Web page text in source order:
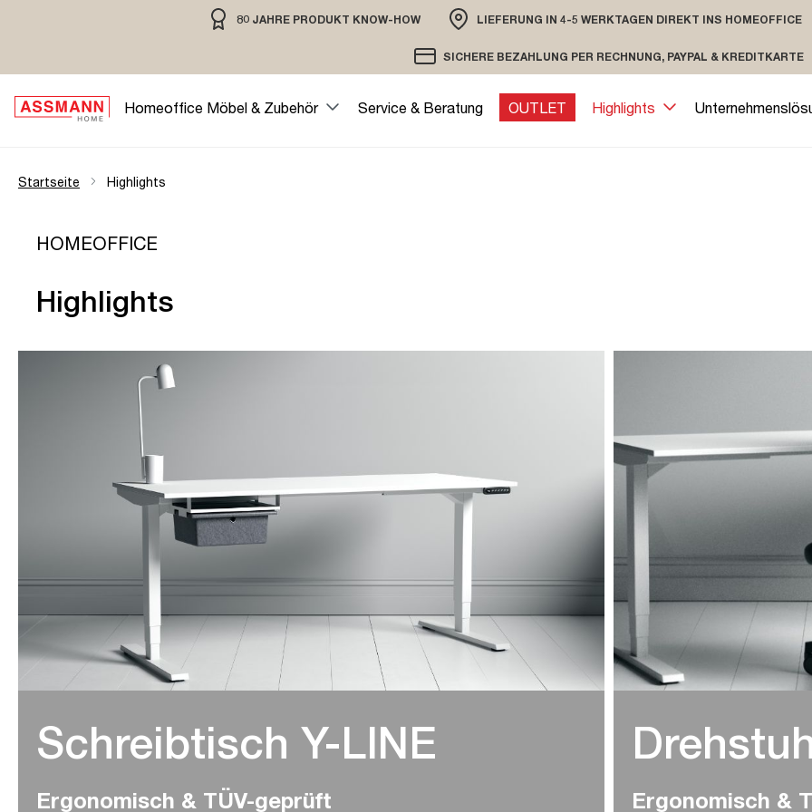
Zur Hauptnavigation springen80 JAHRE PRODUKT KNOW-HOW
80 JAHRE MÖBELBAU MIT TRADITION
LIEFERUNG IN 4-5 WERKTAGEN DIREKT INS HOMEOFFICE
VERSAND PER DHL ODER SPEDITION
SICHERE BEZAHLUNG PER RECHNUNG, PAYPAL & KREDITKARTE
VERSCHLÜSSELTE ÜBERTRAGUNG
Homeoffice Möbel & Zubehör Service & Beratung OUTLET Highlights
Startseite Highlights
HOMEOFFICE
Highlights
Schreibtisch Y-LINE
Ergonomisch & TÜV-geprüft Ergonomisch &